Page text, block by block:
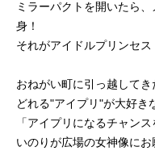
ミラーパクトを開いたら
身！
それがアイドルプリンセス
おねがい町に引っ越して
どれる"アイプリ"が大好き
「アイプリになるチャンス
いのりが広場の女神像に